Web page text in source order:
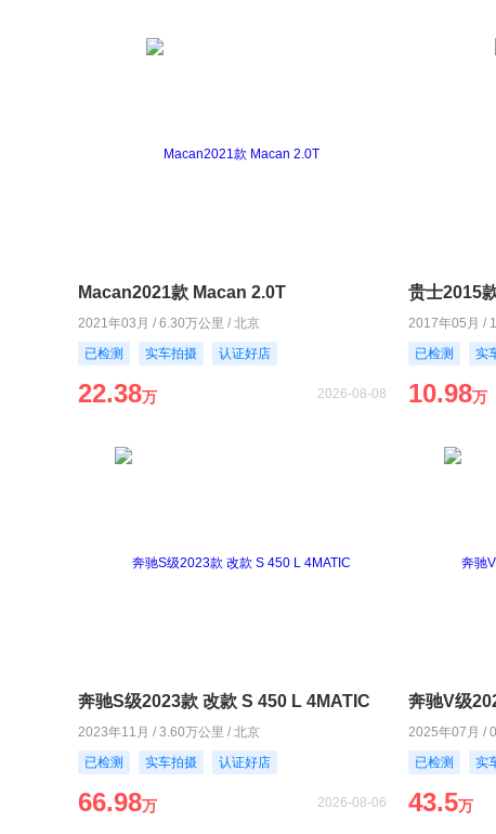
Macan2021款 Macan 2.0T
2021年03月 / 6.30万公里 / 北京
已检测
实车拍摄 认证好店
22.38万 2026-08-08
贵士2015
2017年05月 /
已检测
实
10.98万
奔驰S级2023款 改款 S 450 L 4MATIC
2023年11月 / 3.60万公里 / 北京
已检测
实车拍摄 认证好店
66.98万 2026-08-06
奔驰V级
2025年07月 /
已检测
实
43.5万